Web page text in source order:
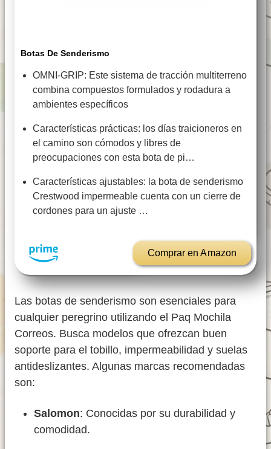
Botas De Senderismo
OMNI-GRIP: Este sistema de tracción multiterreno
combina compuestos formulados y rodadura a
ambientes específicos
Características prácticas: los días traicioneros en
el camino son cómodos y libres de
preocupaciones con esta bota de pi…
Características ajustables: la bota de senderismo
Crestwood impermeable cuenta con un cierre de
cordones para un ajuste …
Comprar en Amazon
Las botas de senderismo son esenciales para
cualquier peregrino utilizando el Paq Mochila
Correos. Busca modelos que ofrezcan buen
soporte para el tobillo, impermeabilidad y suelas
antideslizantes. Algunas marcas recomendadas
son:
Salomon: Conocidas por su durabilidad y
comodidad.